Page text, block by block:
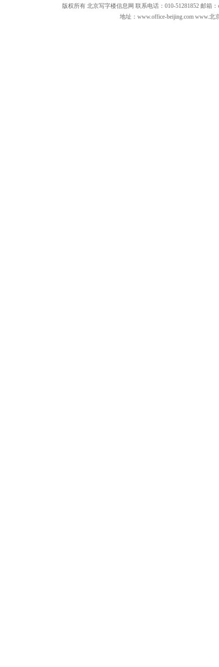
版权所有 北京写字楼信息网 联系电话：010-51281852 邮箱：
地址：www.office-beijing.com www.